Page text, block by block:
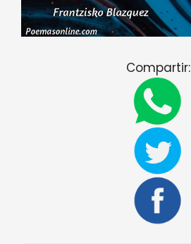
Compartir: